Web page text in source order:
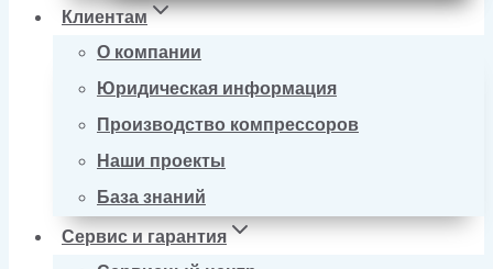
Клиентам
О компании
Юридическая информация
Производство компрессоров
Наши проекты
База знаний
Сервис и гарантия